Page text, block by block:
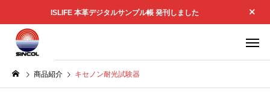
ISLIFE 本革デジタルサンプル帳 発刊しました
商品紹介 キセノン耐光試験器